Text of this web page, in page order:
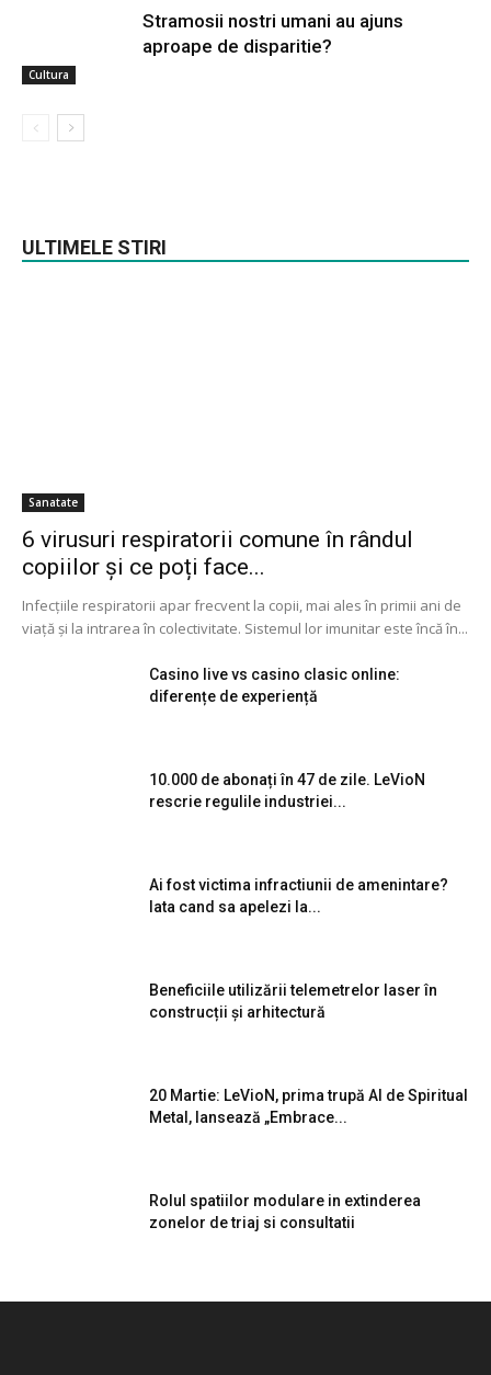
Cultura
Stramosii nostri umani au ajuns
aproape de disparitie?
ULTIMELE STIRI
Sanatate
6 virusuri respiratorii comune în rândul
copiilor și ce poți face...
Infecțiile respiratorii apar frecvent la copii, mai ales în primii ani de
viață și la intrarea în colectivitate. Sistemul lor imunitar este încă în...
Casino live vs casino clasic online:
diferențe de experiență
10.000 de abonați în 47 de zile. LeVioN
rescrie regulile industriei...
Ai fost victima infractiunii de amenintare?
Iata cand sa apelezi la...
Beneficiile utilizării telemetrelor laser în
construcții și arhitectură
20 Martie: LeVioN, prima trupă AI de Spiritual
Metal, lansează „Embrace...
Rolul spatiilor modulare in extinderea
zonelor de triaj si consultatii